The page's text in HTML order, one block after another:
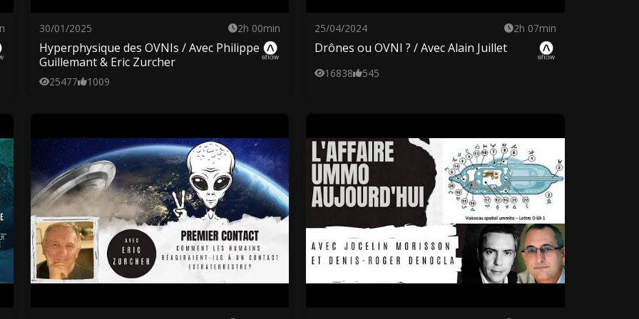
30/01/2025 2h 00min
Hyperphysique des OVNIs / Avec Philippe
Guillemant & Eric Zurcher
25477 1009
25/04/2024 2h 07min
Drônes ou OVNI ? / Avec Alain Juillet
16838 545